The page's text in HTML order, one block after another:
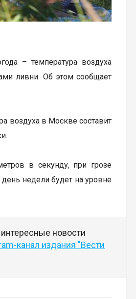
– температура воздуха
ливни. Об этом сообщает
воздуха в Москве составит
в секунду, при грозе
недели будет на уровне
новости
канал издания "Вести